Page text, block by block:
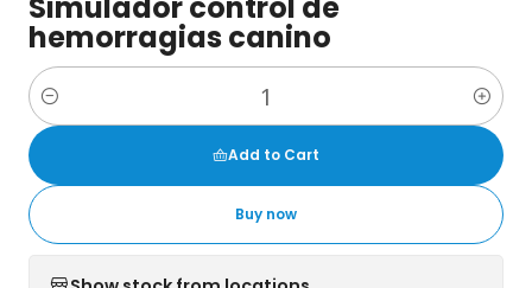
hemorragias canino
Quantity
Add to Cart
Buy now